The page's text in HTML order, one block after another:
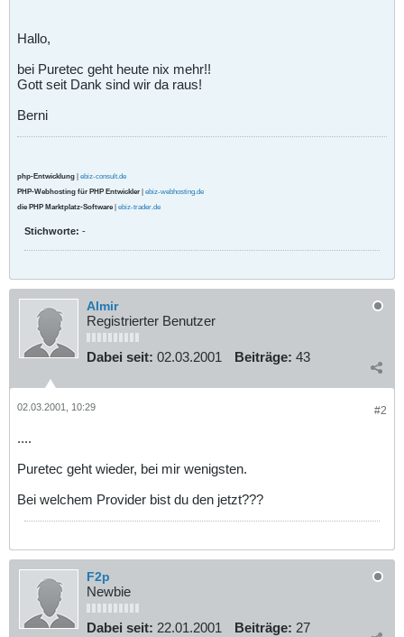
Hallo,
bei Puretec geht heute nix mehr!!
Gott seit Dank sind wir da raus!
Berni
php-Entwicklung | ebiz-consult.de
PHP-Webhosting für PHP Entwickler | ebiz-webhosting.de
die PHP Marktplatz-Software | ebiz-trader.de
Stichworte: -
Almir
Registrierter Benutzer
Dabei seit: 02.03.2001 Beiträge: 43
#2
02.03.2001, 10:29
....
Puretec geht wieder, bei mir wenigsten.
Bei welchem Provider bist du den jetzt???
F2p
Newbie
Dabei seit: 22.01.2001 Beiträge: 27